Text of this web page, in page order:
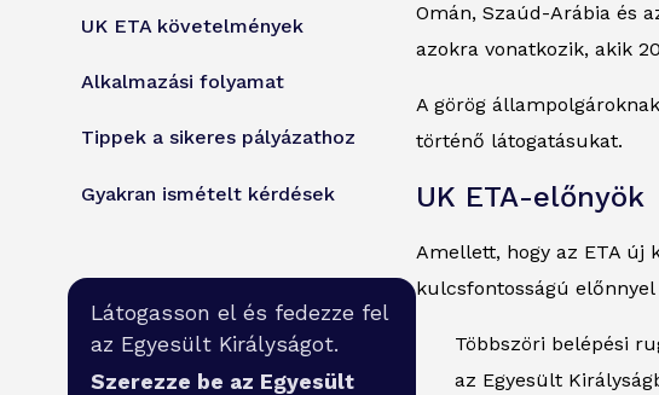
UK ETA követelmények
Alkalmazási folyamat
Tippek a sikeres pályázathoz
Gyakran ismételt kérdések
Látogasson el és fedezze fel
az Egyesült Királyságot.
Szerezze be az Egyesült
Omán, Szaúd-Arábia és
azokra vonatkozik, akik
A görög
történő látogatásukat.
UK ETA-előnyök
Amellett, hogy az ETA új
kulcsfontosságú előnnyel
Többszöri belépési
az Egyesült